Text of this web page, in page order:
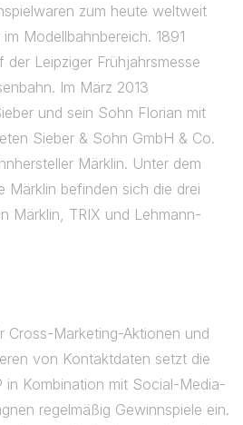
zum heute weltweit
Modellbahnbereich. 1891
der Leipziger Frühjahrsmesse
Im März 2013
und sein Sohn Florian mit
Sieber & Sohn GmbH & Co.
Märklin. Unter dem
Märklin befinden sich die drei
Märklin, TRIX und Lehmann-
Cross-Marketing-Aktionen und
von Kontaktdaten setzt die
in Kombination mit Social-Media-
regelmäßig Gewinnspiele ein.